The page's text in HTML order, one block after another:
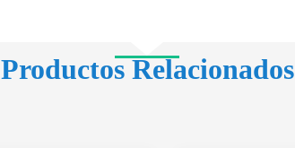
Productos Relacionados